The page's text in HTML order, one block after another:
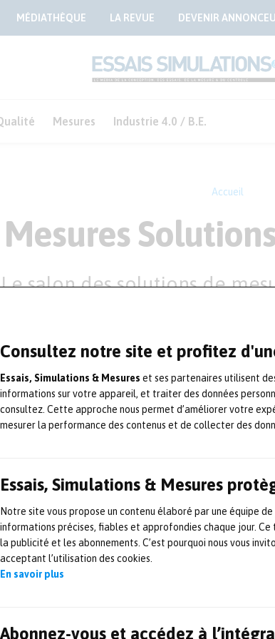
Consultez notre site et profitez
Essais, Simulations & Mesures et ses partenaires utilisent
informations sur votre appareil, et traiter des données
consultez. Cette approche nous permet d’améliorer votre
mesurer la performance des contenus et de collecter des
Essais, Simulations & Mesures
Notre site vous propose un contenu élaboré par une équipe
informations précises, fiables et approfondies chaque jour.
la publicité et les abonnements. C’est pourquoi nous vous
acceptant l’utilisation des cookies.
En savoir plus
Abonnez-vous et accédez à
MÉDIATHÈQUE LA REVUE DEVENIR
Mesures Industrie 4.0 / B.E.
Accueil
Mesures
Le salon des solutions de
Cité des Congrès de Lyon